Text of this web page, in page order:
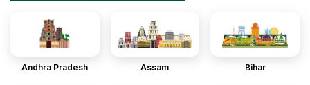
Andhra Pradesh Assam Bihar